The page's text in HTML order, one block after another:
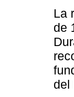
La
de
del